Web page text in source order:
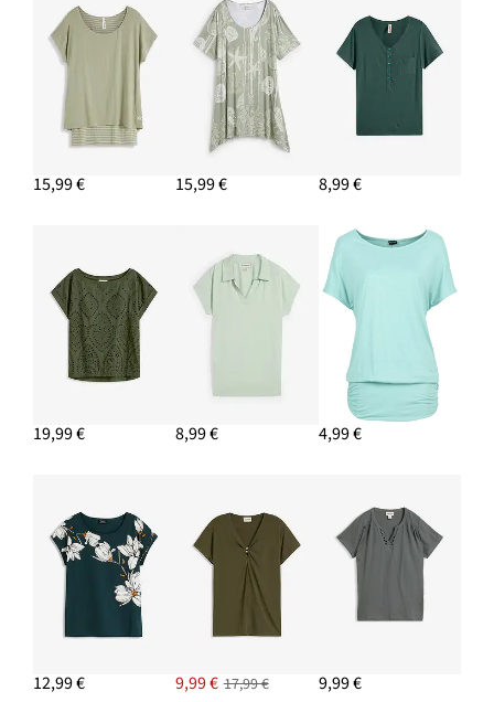
Náušnice kruhy
8,99 €
PRIDAŤ DO KOŠÍKA
26,99 €
12,99 €
PRIDAŤ DO KOŠÍKA
15,99 € 15,99 € 8,99 €
19,99 € 8,99 € 4,99 €
12,99 € 9,99 € 17,99 € 9,99 €